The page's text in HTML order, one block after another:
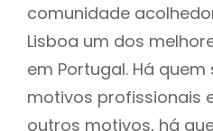
comunidade
Lisboa um dos
em Portugal. Há
motivos profissionais
outros motivos, há